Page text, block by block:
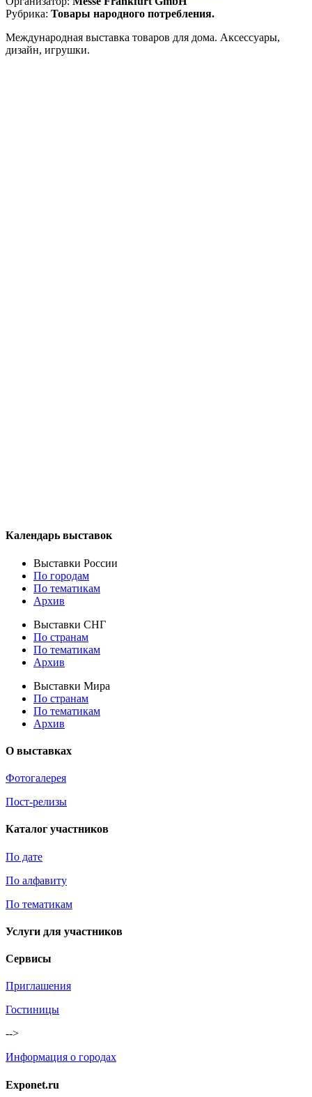
Рубрика: Товары народного потребления.
Международная выставка товаров для дома. Аксессуары,
дизайн, игрушки.
Календарь выставок
Выставки России
По городам
По тематикам
Архив
Выставки СНГ
По странам
По тематикам
Архив
Выставки Мира
По странам
По тематикам
Архив
О выставках
Фотогалерея
Пост-релизы
Каталог участников
По дате
По алфавиту
По тематикам
Услуги для участников
Сервисы
Приглашения
Гостиницы
-->
Информация о городах
Exponet.ru